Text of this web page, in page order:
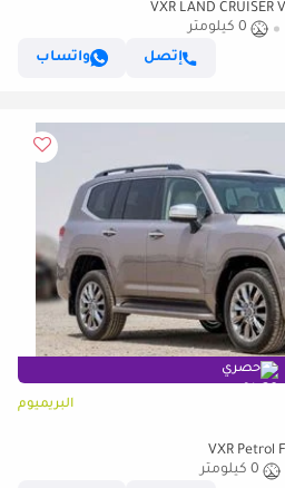
0 كيلومتر
إتصل
واتساب
حصري
البريميوم
0 كيلومتر